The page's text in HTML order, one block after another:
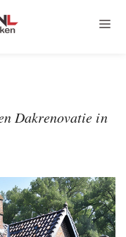
Dakrenovatie in